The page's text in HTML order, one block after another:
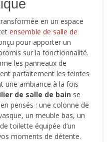
en un espace
ensemble de salle de
pour apporter un
sur la fonctionnalité.
les panneaux de
parfaitement les teintes
une ambiance à la fois
de salle de bain se
pensés : une colonne de
un meuble bas, un
toilette équipée d’un
moments de détente.